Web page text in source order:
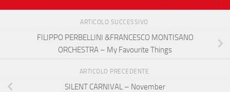
ARTICOLO SUCCESSIVO
FILIPPO PERBELLINI &FRANCESCO MONTISANO
ORCHESTRA – My Favourite Things
ARTICOLO PRECEDENTE
SILENT CARNIVAL – November